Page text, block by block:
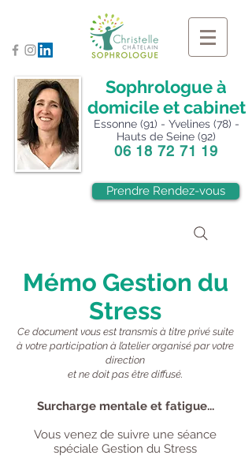
Sophrologue à
domicile et cabinet
Essonne (91) - Yvelines (78) -
Hauts de Seine (92)
06 18 72 71 19
Prendre Rendez-vous
Mémo Gestion du
Stress
Ce document vous est transmis à titre privé suite
à votre participation à l’atelier organisé par votre
direction
et ne doit pas être diffusé.
Surcharge mentale et fatigue...
Vous venez de suivre une séance
spéciale Gestion du Stress